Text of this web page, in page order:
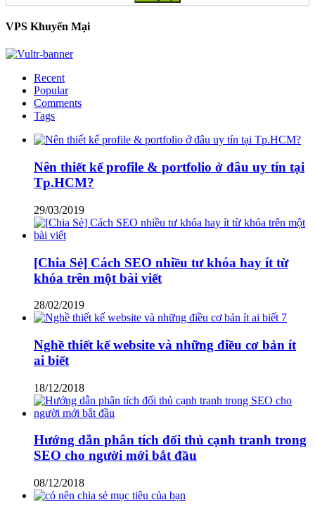
VPS Khuyến Mại
Recent
Popular
Comments
Tags
Nên thiết kế profile & portfolio ở đâu uy tín tại
Tp.HCM?
29/03/2019
[Chia Sẻ] Cách SEO nhiều tư khóa hay ít từ
khóa trên một bài viết
28/02/2019
Nghề thiết kế website và những điều cơ bản ít
ai biết
18/12/2018
Hướng dẫn phân tích đối thủ cạnh tranh trong
SEO cho người mới bắt đầu
08/12/2018